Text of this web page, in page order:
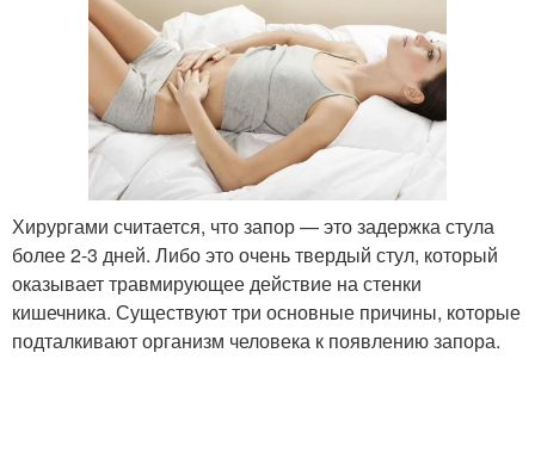
Хирургами считается, что запор — это задержка стула
более 2-3 дней. Либо это очень твердый стул, который
оказывает травмирующее действие на стенки
кишечника. Существуют три основные причины, которые
подталкивают организм человека к появлению запора.